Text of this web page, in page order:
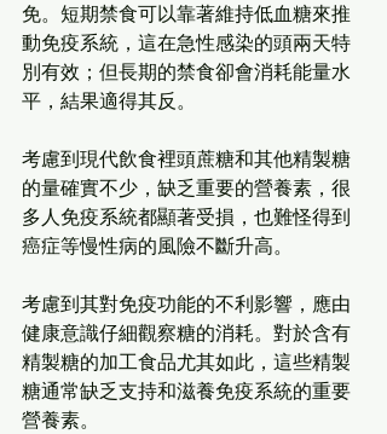
免。短期禁食可以靠著維持低血糖來推
動免疫系統，這在急性感染的頭兩天特
別有效；但長期的禁食卻會消耗能量水
平，結果適得其反。
考慮到現代飲食裡頭蔗糖和其他精製糖
的量確實不少，缺乏重要的營養素，很
多人免疫系統都顯著受損，也難怪得到
癌症等慢性病的風險不斷升高。
考慮到其對免疫功能的不利影響，應由
健康意識仔細觀察糖的消耗。對於含有
精製糖的加工食品尤其如此，這些精製
糖通常缺乏支持和滋養免疫系統的重要
營養素。